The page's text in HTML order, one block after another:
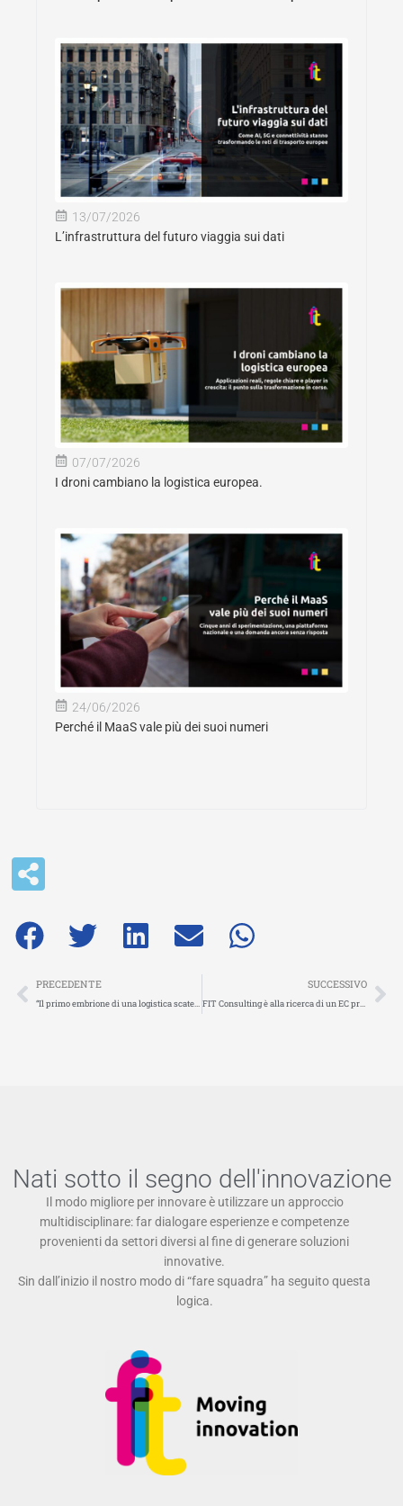
13/07/2026
L’infrastruttura del futuro viaggia sui dati
07/07/2026
I droni cambiano la logistica europea.
24/06/2026
Perché il MaaS vale più dei suoi numeri
Precedente
PRECEDENTE
“Il primo embrione di una logistica scatenata ” (Trasportare Oggi)
SUCCESSIVO
FIT Consulting è alla ricerca di un EC project coordinator. Scopri qui come candidarti
Nati sotto il segno dell'innovazione
Il modo migliore per innovare è utilizzare un approccio
multidisciplinare: far dialogare esperienze e competenze
provenienti da settori diversi al fine di generare soluzioni
innovative.
Sin dall’inizio il nostro modo di “fare squadra” ha seguito questa
logica.